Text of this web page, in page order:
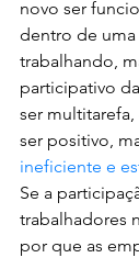
novo ser
dentro de uma
trabalhando,
participativo
ser
ser positivo,
ineficiente e
Se a
trabalhadores
por que as